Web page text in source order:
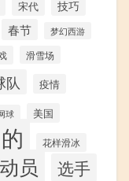
宋代
技巧
春节 梦幻西游
滑雪场
队 疫情
球 美国
花样滑冰
员 选手